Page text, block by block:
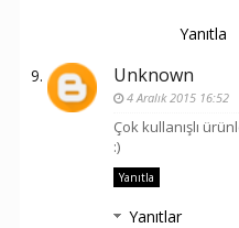
Yanıtla
Unknown
4 Aralık 2015 16:52
Çok kullanışlı
:)
Yanıtla
Yanıtlar